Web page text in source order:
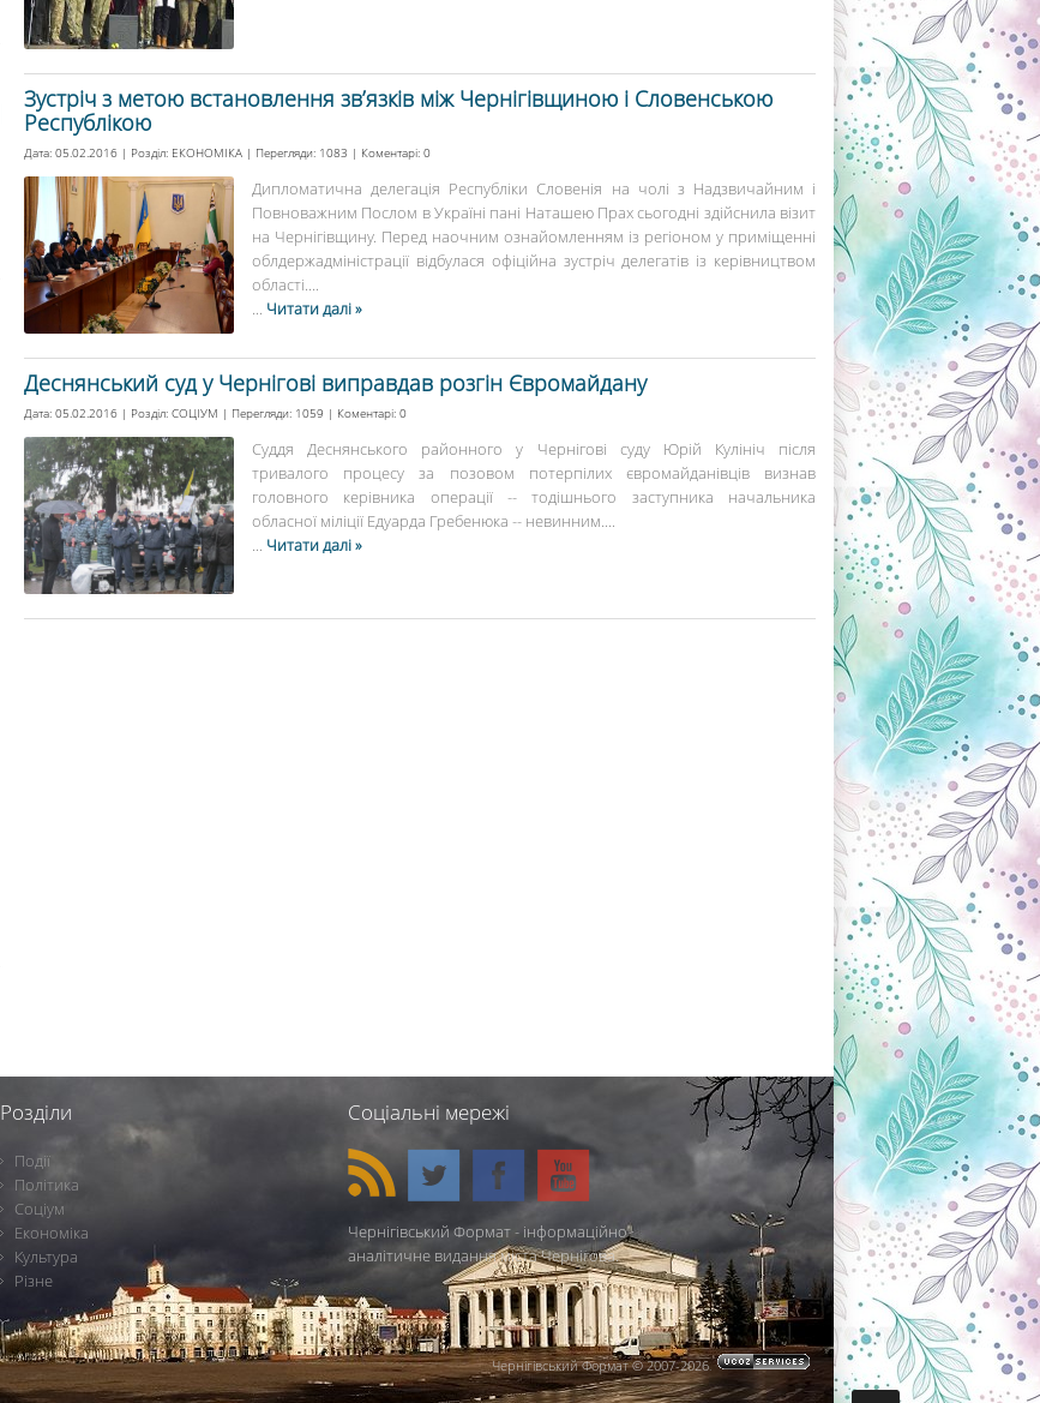
Зустріч з метою встановлення зв’язків між Чернігівщиною і Словенською
Республікою
Дата: 05.02.2016 | Розділ: ЕКОНОМІКА | Перегляди: 1083 | Коментарі: 0
Дипломатична делегація Республіки Словенія на чолі з Надзвичайним і
Повноважним Послом в Україні пані Наташею Прах сьогодні здійснила візит
на Чернігівщину. Перед наочним ознайомленням із регіоном у приміщенні
облдержадміністрації відбулася офіційна зустріч делегатів із керівництвом
області....
... Читати далі »
Деснянський суд у Чернігові виправдав розгін Євромайдану
Дата: 05.02.2016 | Розділ: СОЦІУМ | Перегляди: 1059 | Коментарі: 0
Суддя Деснянського районного у Чернігові суду Юрій Кулініч після
тривалого процесу за позовом потерпілих євромайданівців визнав
головного керівника операції -- тодішнього заступника начальника
обласної міліції Едуарда Гребенюка -- невинним....
... Читати далі »
Розділи
Події
Політика
Соціум
Економіка
Культура
Різне
Соціальні мережі
Чернігівський Формат - інформаційно-
аналітичне видання міста Чернігова.
Чернігівський Формат © 2007-2026. .